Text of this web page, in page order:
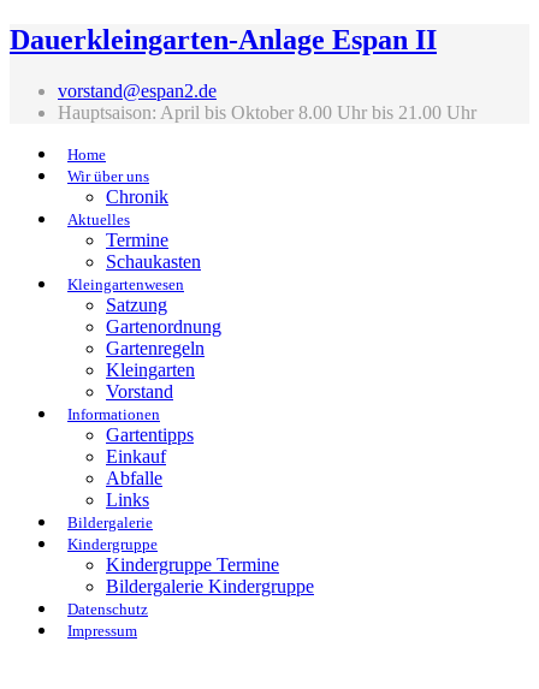
Dauerkleingarten-Anlage Espan II
vorstand@espan2.de
Hauptsaison: April bis Oktober 8.00 Uhr bis 21.00 Uhr
Home
Wir über uns
Chronik
Aktuelles
Termine
Schaukasten
Kleingartenwesen
Satzung
Gartenordnung
Gartenregeln
Kleingarten
Vorstand
Informationen
Gartentipps
Einkauf
Abfalle
Links
Bildergalerie
Kindergruppe
Kindergruppe Termine
Bildergalerie Kindergruppe
Datenschutz
Impressum